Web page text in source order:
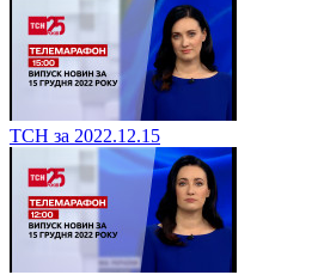
ТСН за 2022.12.15